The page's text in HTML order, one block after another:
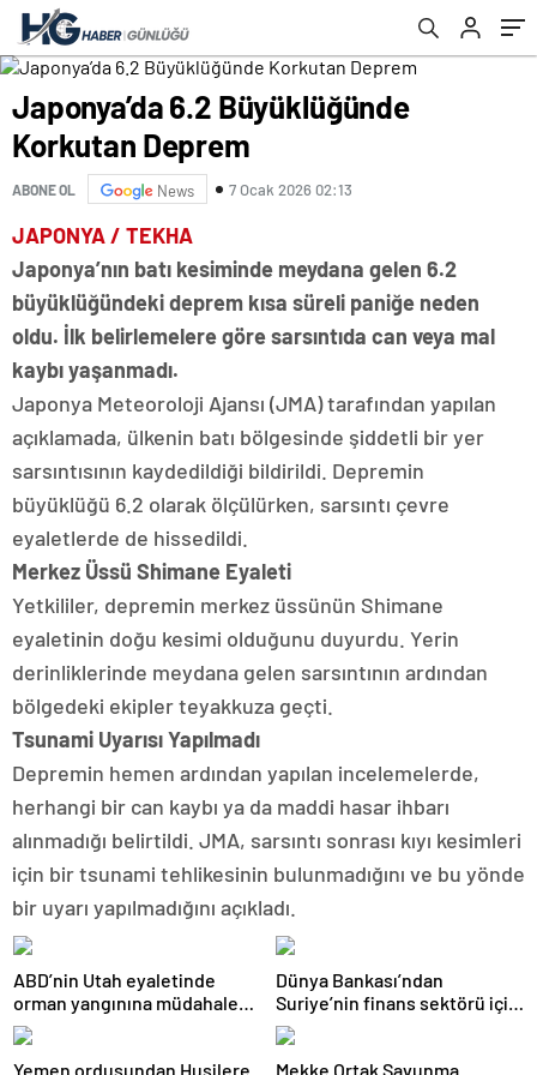
Japonya’da 6.2 Büyüklüğünde
Korkutan Deprem
ABONE OL News 7 Ocak 2026 02:13
JAPONYA / TEKHA
Japonya’nın batı kesiminde meydana gelen 6.2
büyüklüğündeki deprem kısa süreli paniğe neden
oldu. İlk belirlemelere göre sarsıntıda can veya mal
kaybı yaşanmadı.
Japonya Meteoroloji Ajansı (JMA) tarafından yapılan
açıklamada, ülkenin batı bölgesinde şiddetli bir yer
sarsıntısının kaydedildiği bildirildi. Depremin
büyüklüğü 6.2 olarak ölçülürken, sarsıntı çevre
eyaletlerde de hissedildi.
Merkez Üssü Shimane Eyaleti
Yetkililer, depremin merkez üssünün Shimane
eyaletinin doğu kesimi olduğunu duyurdu. Yerin
derinliklerinde meydana gelen sarsıntının ardından
bölgedeki ekipler teyakkuza geçti.
Tsunami Uyarısı Yapılmadı
Depremin hemen ardından yapılan incelemelerde,
herhangi bir can kaybı ya da maddi hasar ihbarı
alınmadığı belirtildi. JMA, sarsıntı sonrası kıyı kesimleri
için bir tsunami tehlikesinin bulunmadığını ve bu yönde
bir uyarı yapılmadığını açıkladı.
ABD’nin Utah eyaletinde
orman yangınına müdahale
eden helikopter düştü
Dünya Bankası’ndan
Suriye’nin finans sektörü için
100 milyon dolarlık hibe
Yemen ordusundan Husilere
Mekke Ortak Savunma